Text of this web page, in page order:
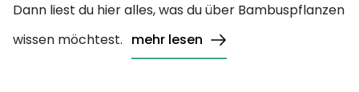
Dann liest du hier alles, was du über Bambuspflanzen
wissen möchtest. mehr lesen